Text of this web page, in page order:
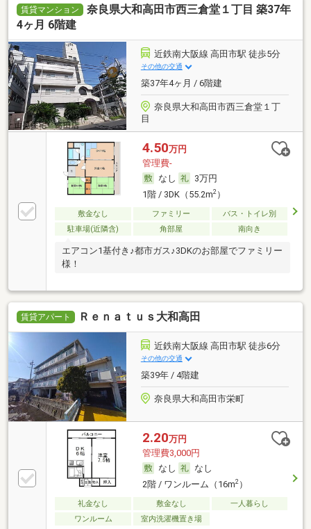
賃貸マンション
奈良県大和高田市西三倉堂１丁目 築37年
4ヶ月 6階建
近鉄南大阪線 高田市駅 徒歩5分
その他の交通
築37年4ヶ月 / 6階建
奈良県大和高田市西三倉堂１丁
目
4.50万円
管理費-
なし
3万円
1階 / 3DK（55.2m2）
敷金なし ファミリー
バス・トイレ別
駐車場(近隣含)
角部屋 南向き
エアコン1基付き♪都市ガス♪3DKのお部屋でファミリー
様！
賃貸アパート Ｒｅｎａｔｕｓ大和高田
近鉄南大阪線 高田市駅 徒歩6分
その他の交通
築39年 / 4階建
奈良県大和高田市栄町
2.20万円
管理費3,000円
なし
なし
2階 / ワンルーム（16m2）
礼金なし 敷金なし
一人暮らし
ワンルーム
室内洗濯機置き場